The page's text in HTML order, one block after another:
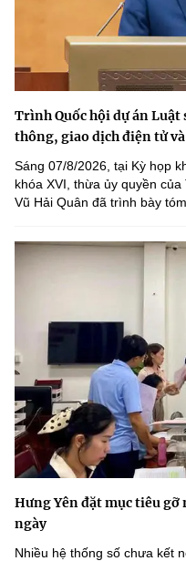
Trình Quốc hội dự án Luật
thông, giao dịch điện tử
Sáng 07/8/2026, tại Kỳ họp
khóa XVI, thừa ủy quyền
Vũ Hải Quân đã trình bày
Hưng Yên đặt mục tiêu
ngày
Nhiều hệ thống số chưa kết